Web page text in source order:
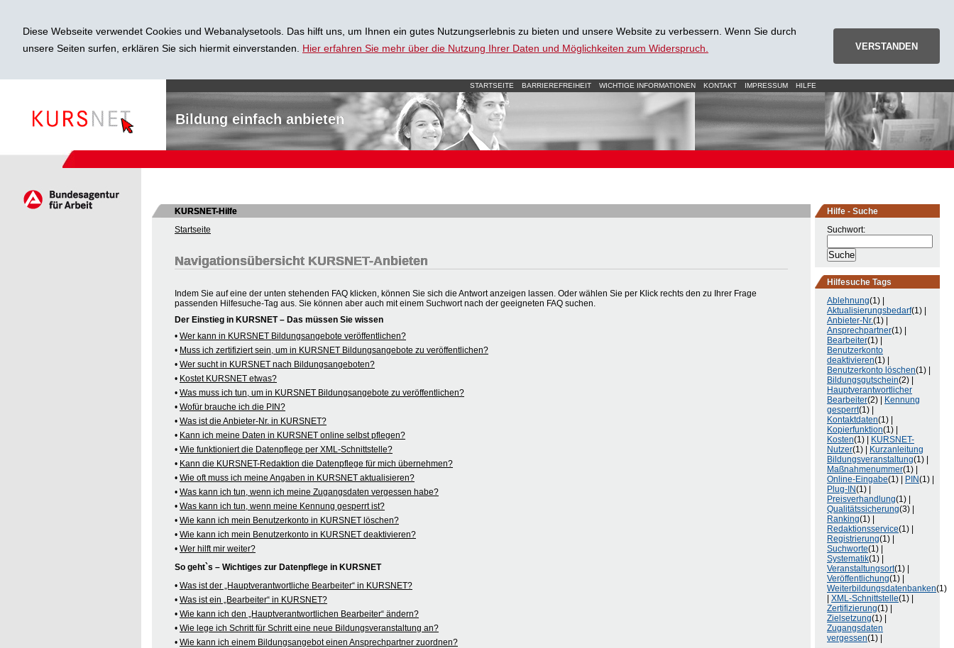
Diese Webseite verwendet Cookies und Webanalysetools. Das hilft uns, um Ihnen ein gutes Nutzungserlebnis zu bieten und unsere Website zu verbessern. Wenn Sie durch
unsere Seiten surfen, erklären Sie sich hiermit einverstanden. Hier erfahren Sie mehr über die Nutzung Ihrer Daten und Möglichkeiten zum Widerspruch. VERSTANDEN
STARTSEITE BARRIEREFREIHEIT WICHTIGE INFORMATIONEN KONTAKT IMPRESSUM HILFE
Bildung einfach anbieten
Hilfe - Suche
Suchwort:
Hilfesuche Tags
Ablehnung(1) |
Aktualisierungsbedarf(1) |
Anbieter-Nr.(1) |
Ansprechpartner(1) |
Bearbeiter(1) |
Benutzerkonto
deaktivieren(1) |
Benutzerkonto löschen(1) |
Bildungsgutschein(2) |
Hauptverantwortlicher
Bearbeiter(2) |
Kennung
gesperrt(1) |
Kontaktdaten(1) |
Kopierfunktion(1) |
Kosten(1) |
KURSNET-
Nutzer(1) |
Kurzanleitung
Bildungsveranstaltung(1) |
Maßnahmenummer(1) |
Online-Eingabe(1) | PIN(1) |
Plug-IN(1) |
Preisverhandlung(1) |
Qualitätssicherung(3) |
Ranking(1) |
Redaktionsservice(1) |
Registrierung(1) |
Suchworte(1) |
Systematik(1) |
Veranstaltungsort(1) |
Veröffentlichung(1) |
Weiterbildungsdatenbanken(1)
XML-Schnittstelle(1) |
Zertifizierung(1) |
Zielsetzung(1) |
Zugangsdaten
vergessen(1) |
KURSNET-Hilfe
Startseite
Navigationsübersicht KURSNET-Anbieten
Indem Sie auf eine der unten stehenden FAQ klicken, können Sie sich die Antwort anzeigen lassen. Oder wählen Sie per Klick rechts den zu Ihrer Frage
passenden Hilfesuche-Tag aus. Sie können aber auch mit einem Suchwort nach der geeigneten FAQ suchen.
Der Einstieg in KURSNET – Das müssen Sie wissen
• Wer kann in KURSNET Bildungsangebote veröffentlichen?
• Muss ich zertifiziert sein, um in KURSNET Bildungsangebote zu veröffentlichen?
• Wer sucht in KURSNET nach Bildungsangeboten?
• Kostet KURSNET etwas?
• Was muss ich tun, um in KURSNET Bildungsangebote zu veröffentlichen?
• Wofür brauche ich die PIN?
• Was ist die Anbieter-Nr. in KURSNET?
• Kann ich meine Daten in KURSNET online selbst pflegen?
• Wie funktioniert die Datenpflege per XML-Schnittstelle?
• Kann die KURSNET-Redaktion die Datenpflege für mich übernehmen?
• Wie oft muss ich meine Angaben in KURSNET aktualisieren?
• Was kann ich tun, wenn ich meine Zugangsdaten vergessen habe?
• Was kann ich tun, wenn meine Kennung gesperrt ist?
• Wie kann ich mein Benutzerkonto in KURSNET löschen?
• Wie kann ich mein Benutzerkonto in KURSNET deaktivieren?
• Wer hilft mir weiter?
So geht`s – Wichtiges zur Datenpflege in KURSNET
• Was ist der „Hauptverantwortliche Bearbeiter“ in KURSNET?
• Was ist ein „Bearbeiter“ in KURSNET?
• Wie kann ich den „Hauptverantwortlichen Bearbeiter“ ändern?
• Wie lege ich Schritt für Schritt eine neue Bildungsveranstaltung an?
• Wie kann ich einem Bildungsangebot einen Ansprechpartner zuordnen?